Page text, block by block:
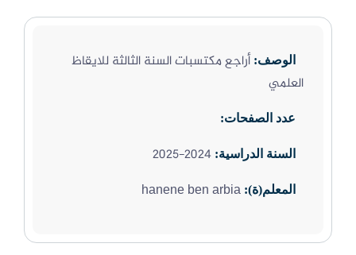
الوصف: أراجع مكتسبات السنة الثالثة للايقاظ
العلمي
عدد الصفحات:
السنة الدراسية: 2024-2025
المعلم(ة): hanene ben arbia